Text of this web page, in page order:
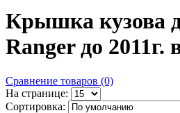
Крышка кузова
Ranger до 2011г.
Сравнение товаров (0)
На странице:
Сортировка: